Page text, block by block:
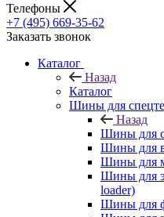
Телефоны
+7 (495) 669-35-62
Заказать звонок
Каталог
Назад
Каталог
Шины для
Назад
Шины для
Шины для
Шины для
Шины для
loader)
Шины для